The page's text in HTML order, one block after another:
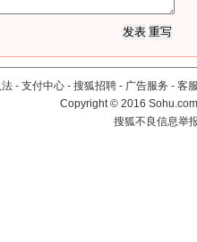
- 支付中心 - 搜狐招聘 - 广告服务 - 客
Copyright©2016
搜狐不良信息举